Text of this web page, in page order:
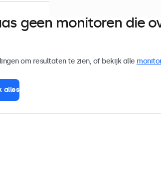
geen monitoren die
om resultaten te zien, of bekijk alle
alles